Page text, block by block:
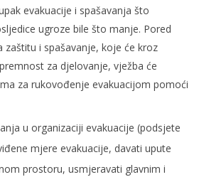
evakuacije i spašavanja što
ugroze bile što manje. Pored
zaštitu i spašavanje, koje će kroz
za djelovanje, vježba će
za rukovođenje evakuacijom pomoći
u organizaciji evakuacije (podsjete
mjere evakuacije, davati upute
prostoru, usmjeravati glavnim i